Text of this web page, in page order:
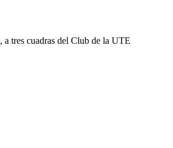
a tres cuadras del Club de la UTE